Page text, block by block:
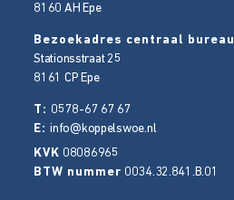
8160 AH Epe
Bezoekadres centraal bureau
Stationsstraat 25
8161 CP Epe
T: 0578-67 67 67
E:info@koppelswoe.nl
KVK 08086965
BTW nummer 0034.32.841.B.01